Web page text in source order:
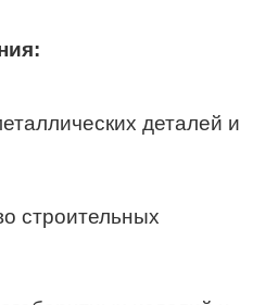
деталей и
строительных